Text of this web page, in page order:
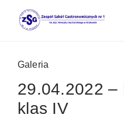
Galeria
29.04.2022 –
klas IV